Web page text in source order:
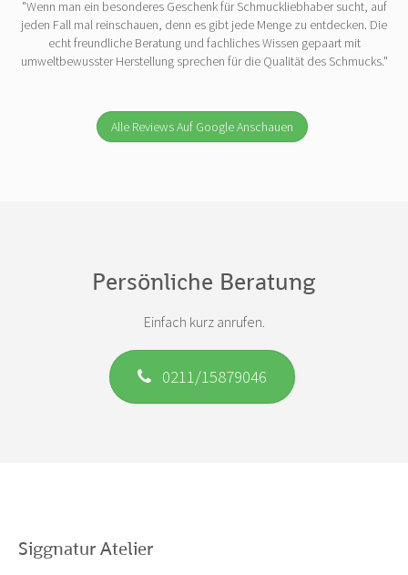
"Wenn man ein besonderes Geschenk für Schmuckliebhaber sucht, auf
jeden Fall mal reinschauen, denn es gibt jede Menge zu entdecken. Die
echt freundliche Beratung und fachliches Wissen gepaart mit
umweltbewusster Herstellung sprechen für die Qualität des Schmucks."
Alle Reviews Auf Google Anschauen
Persönliche Beratung
Einfach kurz anrufen.
0211/15879046
Siggnatur Atelier